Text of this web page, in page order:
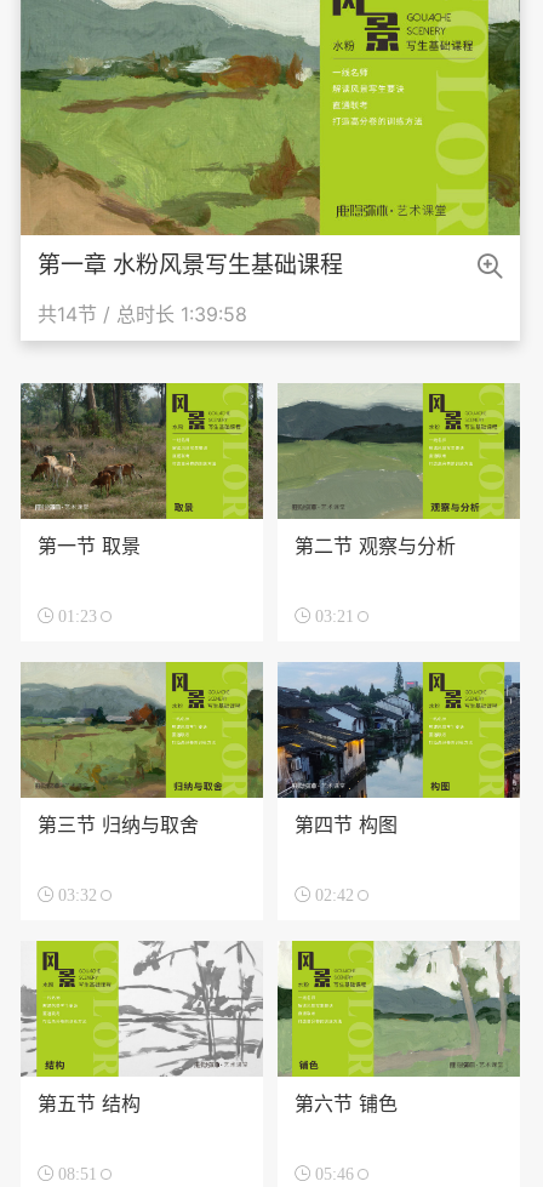
第一章 水粉风景写生基础课程
共14节 / 总时长 1:39:58

第一节 取景
 01:23
第二节 观察与分析
 03:21
第三节 归纳与取舍
 03:32
第四节 构图
 02:42
第五节 结构
 08:51
第六节 铺色
 05:46